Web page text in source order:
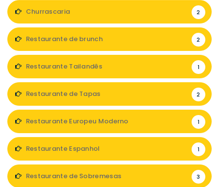
Churrascaria 2
Restaurante de brunch 2
Restaurante Tailandês 1
Restaurante de Tapas 2
Restaurante Europeu Moderno 1
Restaurante Espanhol 1
Restaurante de Sobremesas 3